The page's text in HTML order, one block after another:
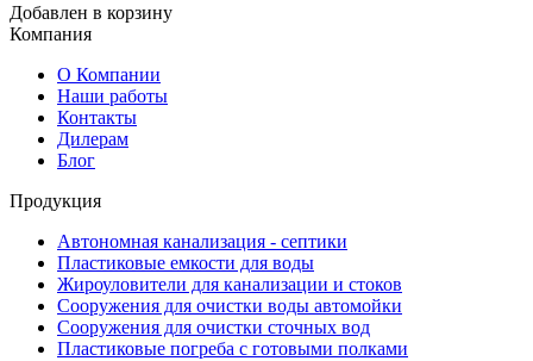
Добавлен в корзину
Компания
О Компании
Наши работы
Контакты
Дилерам
Блог
Продукция
Автономная канализация - септики
Пластиковые емкости для воды
Жироуловители для канализации и стоков
Сооружения для очистки воды автомойки
Сооружения для очистки сточных вод
Пластиковые погреба с готовыми полками